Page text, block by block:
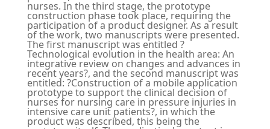
nurses. In the third stage, the prototype
construction phase took place, requiring the
participation of a product designer. As a result
of the work, two manuscripts were presented.
The first manuscript was entitled ?
Technological evolution in the health area: An
integrative review on changes and advances in
recent years?, and the second manuscript was
entitled: ?Construction of a mobile application
prototype to support the clinical decision of
nurses for nursing care in pressure injuries in
intensive care unit patients?, in which the
product was described, this being the